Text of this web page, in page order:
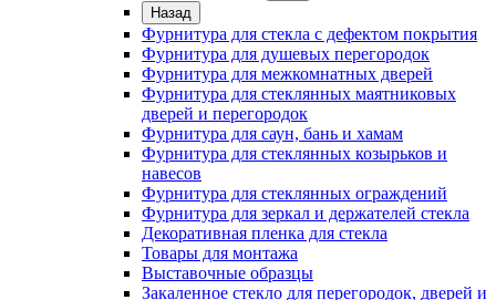
Назад
Фурнитура для стекла с дефектом покрытия
Фурнитура для душевых перегородок
Фурнитура для межкомнатных дверей
Фурнитура для стеклянных маятниковых
дверей и перегородок
Фурнитура для саун, бань и хамам
Фурнитура для стеклянных козырьков и
навесов
Фурнитура для стеклянных ограждений
Фурнитура для зеркал и держателей стекла
Декоративная пленка для стекла
Товары для монтажа
Выставочные образцы
Закаленное стекло для перегородок, дверей и